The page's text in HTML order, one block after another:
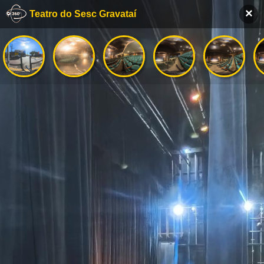
Teatro do Sesc Gravataí ×